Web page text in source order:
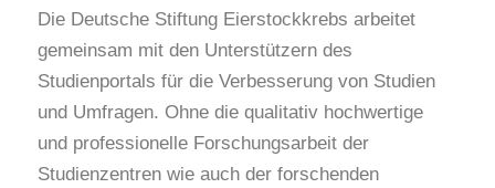
Die Deutsche Stiftung Eierstockkrebs arbeitet
gemeinsam mit den Unterstützern des
Studienportals für die Verbesserung von Studien
und Umfragen. Ohne die qualitativ hochwertige
und professionelle Forschungsarbeit der
Studienzentren wie auch der forschenden